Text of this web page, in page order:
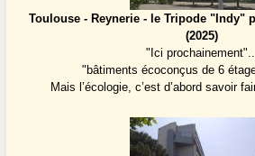
Toulouse - Reynerie - le Tripode "Indy"
(2025)
"Ici
"bâtiments écoconçus de 6
Mais l’écologie, c’est d’abord savoir